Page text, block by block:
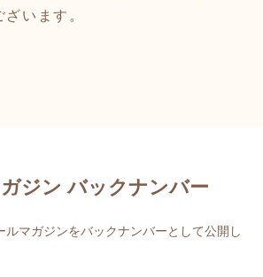
います。
ジン バックナンバー
ルマガジンをバックナンバーとして公開し